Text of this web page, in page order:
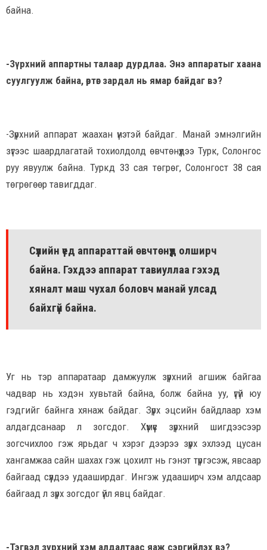
байна.
-Зүрхний аппартны талаар дурдлаа. Энэ аппаратыг хаана
суулгуулж байна, өртөг зардал нь ямар байдаг вэ?
-Зүрхний аппарат жаахан үнэтэй байдаг. Манай эмнэлгийн
зүгээс шаардлагатай тохиолдолд өвчтөнүүдээ Турк, Солонгос
руу явуулж байна. Туркд 33 сая төгрөг, Солонгост 38 сая
төгрөгөөр тавигддаг.
Сүүлийн үед аппараттай өвчтөнүүд олширч
байна. Гэхдээ аппарат тавиуллаа гэхэд
хяналт маш чухал боловч манай улсад
байхгүй байна.
Уг нь тэр аппаратаар дамжуулж зүрхний агшиж байгаа
чадвар нь хэдэн хувьтай байна, болж байна уу, үгүй юу
гэдгийг байнга хянаж байдаг. Зүрх эцсийн байдлаар хэм
алдагдсанаар л зогсдог. Хүмүүс зүрхний шигдээсээр
зогсчихлоо гэж ярьдаг ч хэрэг дээрээ зүрх эхлээд цусан
хангамжаа сайн шахах гэж цохилт нь гэнэт түргэсэж, явсаар
байгаад сүүлдээ удааширдаг. Ингэж удааширч хэм алдсаар
байгаад л зүрх зогсдог үйл явц байдаг.
-Тэгвэл зүрхний хэм алдалтаас яаж сэргийлэх вэ?